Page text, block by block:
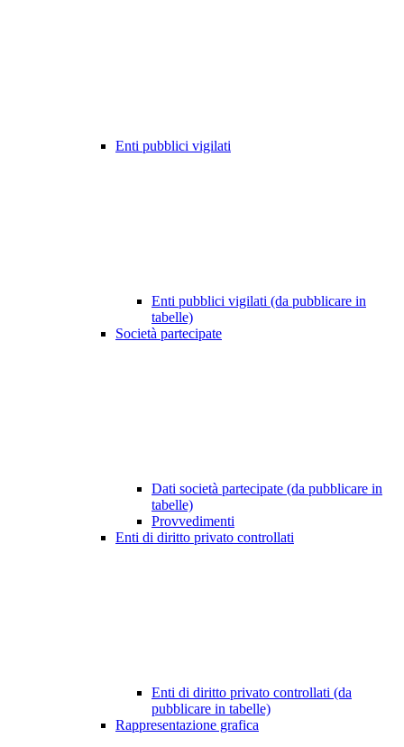
Enti pubblici vigilati
Enti pubblici vigilati (da pubblicare in
tabelle)
Società partecipate
Dati società partecipate (da pubblicare in
tabelle)
Provvedimenti
Enti di diritto privato controllati
Enti di diritto privato controllati (da
pubblicare in tabelle)
Rappresentazione grafica